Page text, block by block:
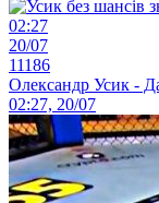
02:27
20/07
11186
Олександр Усик -
02:27, 20/07